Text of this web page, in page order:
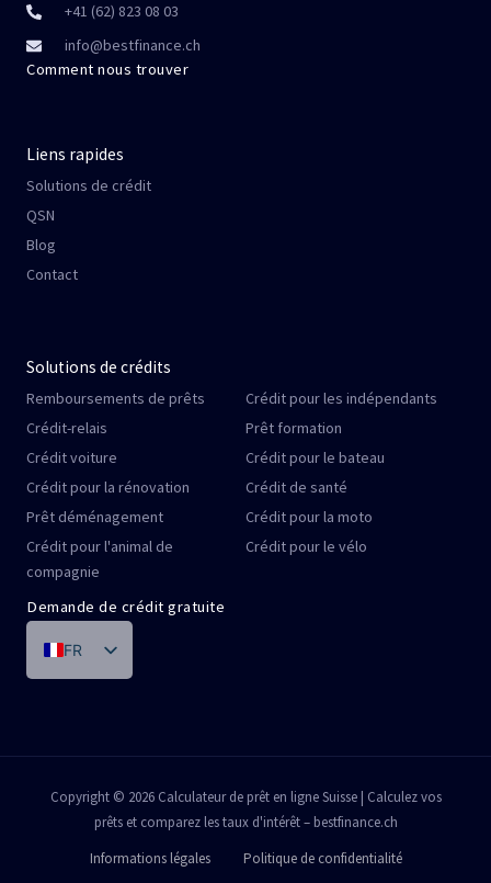
+41 (62) 823 08 03
info@bestfinance.ch
Comment nous trouver
Liens rapides
Solutions de crédit
QSN
Blog
Contact
Solutions de crédits
Remboursements de prêts
Crédit-relais
Crédit voiture
Crédit pour la rénovation
Prêt déménagement
Crédit pour l'animal de
compagnie
Crédit pour les indépendants
Prêt formation
Crédit pour le bateau
Crédit de santé
Crédit pour la moto
Crédit pour le vélo
Demande de crédit gratuite
FR
PT
ES
Copyright © 2026 Calculateur de prêt en ligne Suisse | Calculez vos
prêts et comparez les taux d'intérêt – bestfinance.ch
Informations légales
Politique de confidentialité